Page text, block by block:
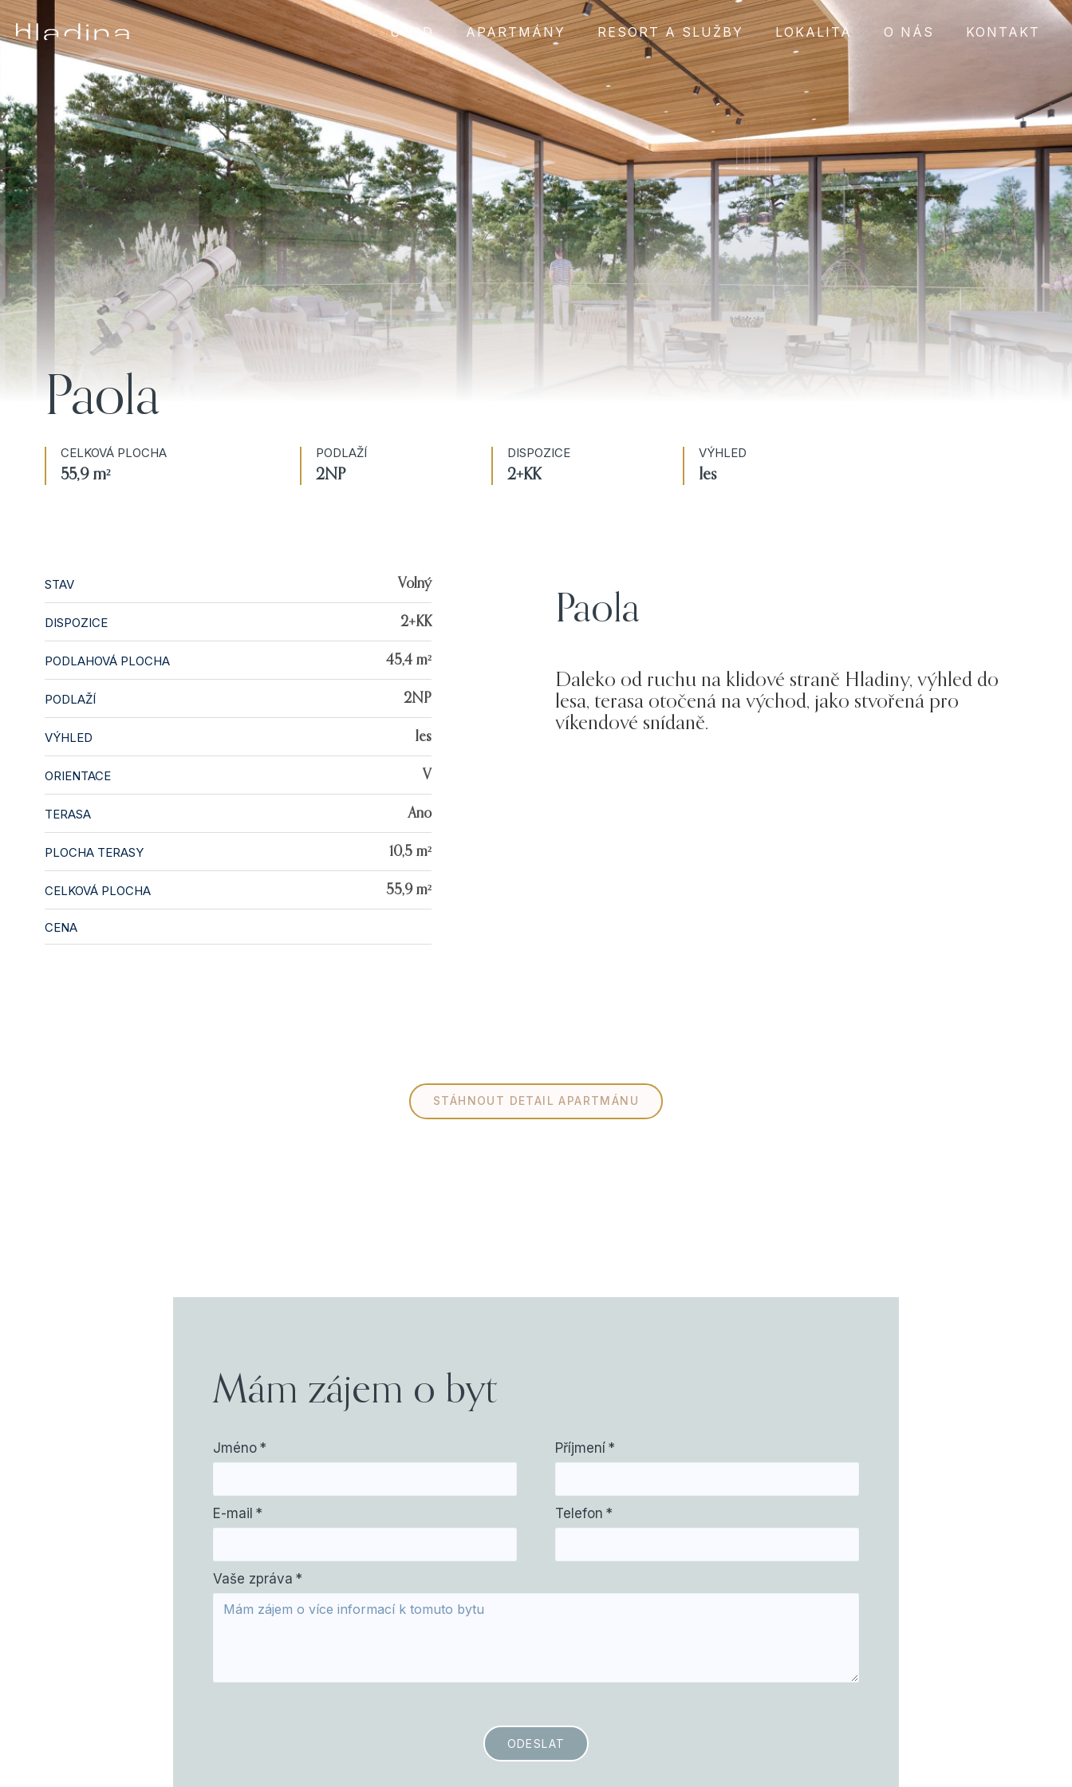
ÚVOD APARTMÁNY RESORT A SLUŽBY LOKALITA O NÁS KONTAKT
Paola
CELKOVÁ PLOCHA
55,9 m²
PODLAŽÍ
2NP
DISPOZICE
2+KK
VÝHLED
les
STAV Volný
DISPOZICE 2+KK
PODLAHOVÁ PLOCHA 45,4 m²
PODLAŽÍ 2NP
VÝHLED les
ORIENTACE V
TERASA Ano
PLOCHA TERASY 10,5 m²
CELKOVÁ PLOCHA 55,9 m²
CENA
Paola
Daleko od ruchu na klidové straně Hladiny, výhled do
lesa, terasa otočená na východ, jako stvořená pro
víkendové snídaně.
STÁHNOUT DETAIL APARTMÁNU
Mám zájem o byt
Jméno * Příjmení *
E-mail * Telefon *
Vaše zpráva *
ODESLAT